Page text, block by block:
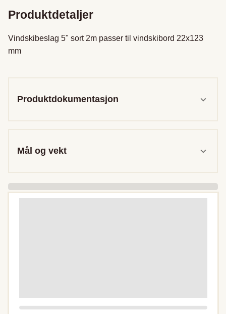
Produktdetaljer
Vindskibeslag 5" sort 2m passer til vindskibord 22x123
mm
Produktdokumentasjon
Mål og vekt